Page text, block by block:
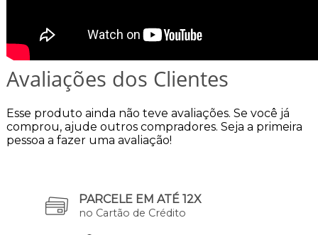
Avaliações dos Clientes
Esse produto ainda não teve avaliações. Se você já
comprou, ajude outros compradores. Seja a primeira
pessoa a fazer uma avaliação!
PARCELE EM ATÉ 12X
no Cartão de Crédito